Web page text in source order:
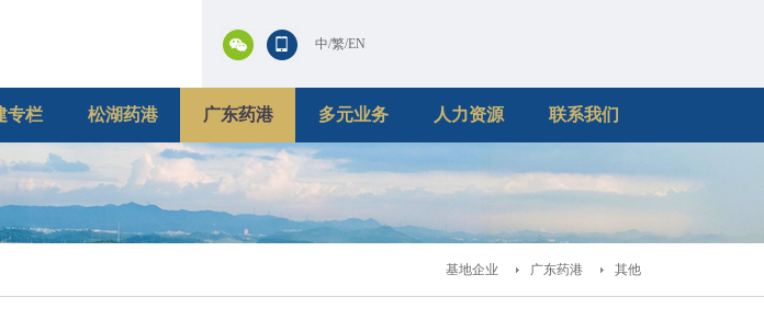
中/繁/EN
专栏 松湖药港 广东药港 多元业务 人力资源 联系我们
基地企业 广东药港 其他